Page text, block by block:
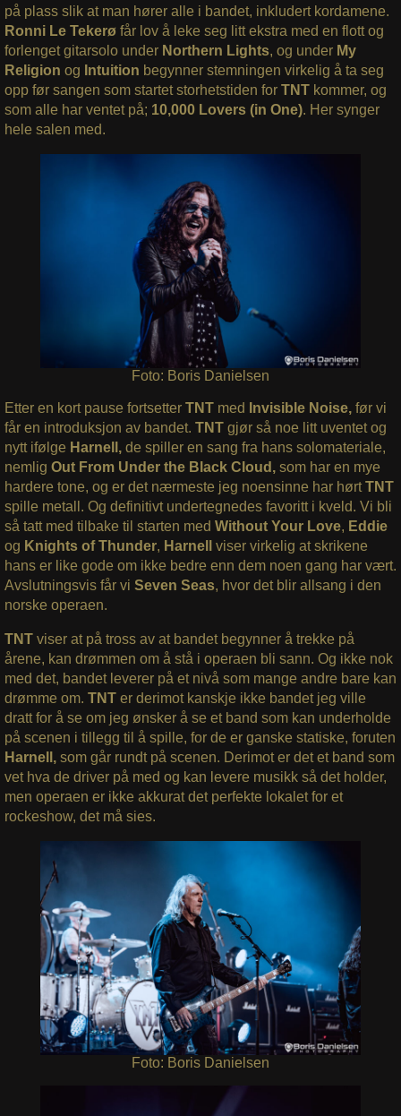
på plass slik at man hører alle i bandet, inkludert kordamene.
Ronni Le Tekerø får lov å leke seg litt ekstra med en flott og
forlenget gitarsolo under Northern Lights, og under My
Religion og Intuition begynner stemningen virkelig å ta seg
opp før sangen som startet storhetstiden for TNTkommer, og
som alle har ventet på; 10,000 Lovers (in One). Her synger
hele salen med.
Foto: Boris Danielsen
Etter en kort pause fortsetter TNTmed Invisible Noise,før vi
får en introduksjon av bandet. TNTgjør så noe litt uventet og
nytt ifølge Harnell, de spiller en sang fra hans solomateriale,
nemlig Out From Under the Black Cloud,som har en mye
hardere tone, og er det nærmeste jeg noensinne har hørtTNT
spille metall. Og definitivt undertegnedes favoritt i kveld. Vi bli
så tatt med tilbake til starten med Without Your Love, Eddie
og Knights of Thunder, Harnell viser virkelig at skrikene
hans er like gode om ikke bedre enn dem noen gang har vært.
Avslutningsvis får vi Seven Seas, hvor det blir allsang i den
norske operaen.
TNTviser at på tross av at bandet begynner å trekke på
årene, kan drømmen om å stå i operaen bli sann. Og ikke nok
med det, bandet leverer på et nivå som mange andre bare kan
drømme om. TNTer derimot kanskje ikke bandet jeg ville
dratt for å se om jeg ønsker å se et band som kan underholde
på scenen i tillegg til å spille, for de er ganske statiske, foruten
Harnell, som går rundt på scenen. Derimot er det et band som
vet hva de driver på med og kan levere musikk så det holder,
men operaen er ikke akkurat det perfekte lokalet for et
rockeshow, det må sies.
Foto: Boris Danielsen